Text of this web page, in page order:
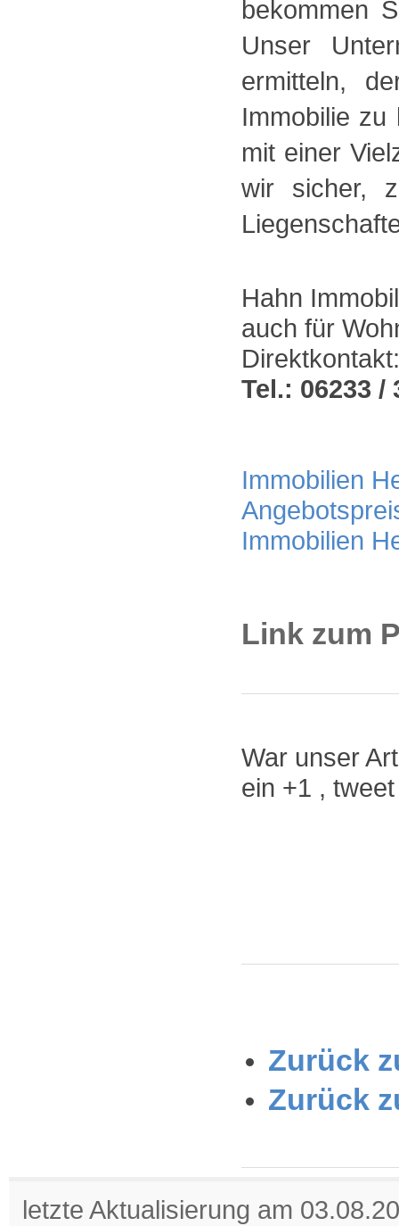
bekommen
Unser
ermitteln,
Immobilie
mit einer
wir sicher,
Hahn
auch für
Direktkontakt:
Tel.: 06233 /
Immobilien
Immobilien
Link zum
War unser
ein +1 ,
Zurück
Zurück
letzte Aktualisierung am